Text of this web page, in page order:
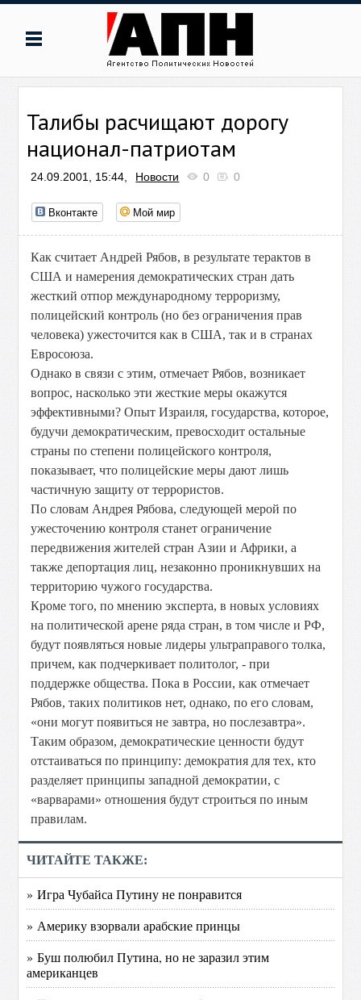
Талибы расчищают дорогу
национал-патриотам
24.09.2001, 15:44, Новости 0 0
Вконтакте Мой мир
Как считает Андрей Рябов, в результате терактов в
США и намерения демократических стран дать
жесткий отпор международному терроризму,
полицейский контроль (но без ограничения прав
человека) ужесточится как в США, так и в странах
Евросоюза.
Однако в связи с этим, отмечает Рябов, возникает
вопрос, насколько эти жесткие меры окажутся
эффективными? Опыт Израиля, государства, которое,
будучи демократическим, превосходит остальные
страны по степени полицейского контроля,
показывает, что полицейские меры дают лишь
частичную защиту от террористов.
По словам Андрея Рябова, следующей мерой по
ужесточению контроля станет ограничение
передвижения жителей стран Азии и Африки, а
также депортация лиц, незаконно проникнувших на
территорию чужого государства.
Кроме того, по мнению эксперта, в новых условиях
на политической арене ряда стран, в том числе и РФ,
будут появляться новые лидеры ультраправого толка,
причем, как подчеркивает политолог, - при
поддержке общества. Пока в России, как отмечает
Рябов, таких политиков нет, однако, по его словам,
«они могут появиться не завтра, но послезавтра».
Таким образом, демократические ценности будут
отстаиваться по принципу: демократия для тех, кто
разделяет принципы западной демократии, с
«варварами» отношения будут строиться по иным
правилам.
ЧИТАЙТЕ ТАКЖЕ:
» Игра Чубайса Путину не понравится
» Америку взорвали арабские принцы
» Буш полюбил Путина, но не заразил этим
американцев